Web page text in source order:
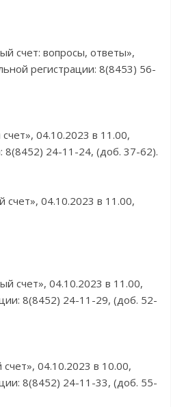
счет: вопросы, ответы»,
регистрации: 8(8453) 56-
04.10.2023 в 11.00,
8(8452) 24-11-24, (доб. 37-62).
04.10.2023 в 11.00,
счет», 04.10.2023 в 11.00,
8(8452) 24-11-29, (доб. 52-
04.10.2023 в 10.00,
8(8452) 24-11-33, (доб. 55-